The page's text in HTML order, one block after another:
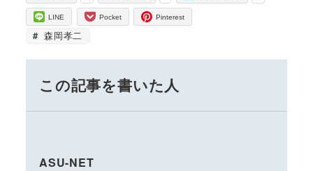
LINE Pocket Pinterest
森岡孝二
この記事を書いた人
ASU-NET